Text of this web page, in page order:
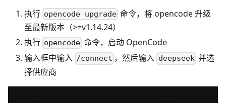
执行 opencode upgrade 命令，将 opencode 升级
至最新版本（>=v1.14.24）
执行 opencode 命令，启动 OpenCode
输入框中输入 /connect ，然后输入 deepseek并选
择供应商